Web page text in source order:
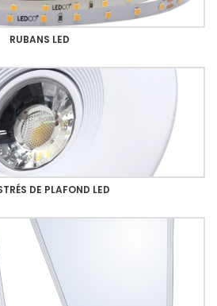
RUBANS LED
DE PLAFOND LED